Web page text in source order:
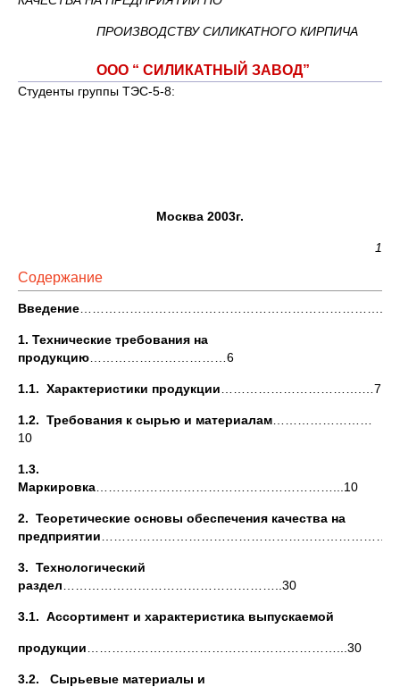
ПРОИЗВОДСТВУ СИЛИКАТНОГО КИРПИЧА
ООО “ СИЛИКАТНЫЙ ЗАВОД”
Студенты группы ТЭС-5-8:
Москва 2003г.
1
Содержание
Введение
1. Технические требования на
продукцию ……………………………6
1.1. Характеристики продукции …………………………….…7
1.2. Требования к сырью и материалам
10
1.3.
Маркировка …………………………………………………...10
2. Теоретические основы обеспечения качества на
предприятии
3. Технологический
раздел ……………………………………………..30
3.1. Ассортимент и характеристика выпускаемой
продукции ……………………………………………………...30
3.2. Сырьевые материалы и